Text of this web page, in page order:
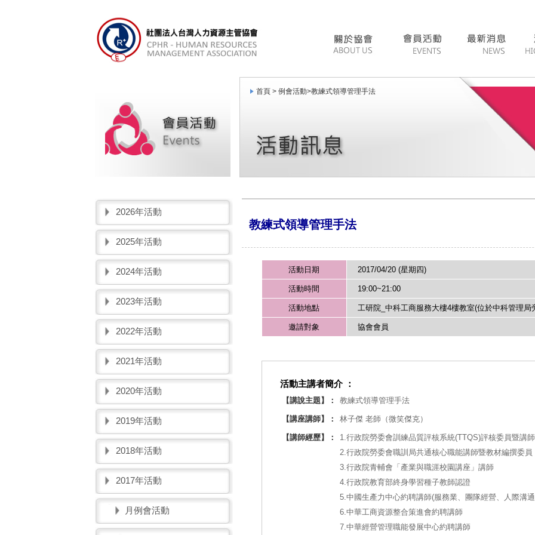
首頁 > 例會活動>教練式領導管理手法
2026年活動
2025年活動
2024年活動
2023年活動
2022年活動
2021年活動
2020年活動
2019年活動
2018年活動
2017年活動
月例會活動
教練式領導管理手法
活動日期 2017/04/20 (星期四)
活動時間 19:00~21:00
活動地點 工研院_中科工商服務大樓4樓教室(位於中科管理局
邀請對象 協會會員
活動主講者簡介 ：
【講說主題】： 教練式領導管理手法
【講座講師】： 林子傑 老師（微笑傑克）
【講師經歷】：
1.行政院勞委會訓練品質評核系統(TTQS)評核委員暨講師
2.行政院勞委會職訓局共通核心職能講師暨教材編撰委員
3.行政院青輔會「產業與職涯校園講座」講師
4.行政院教育部終身學習種子教師認證
5.中國生產力中心約聘講師(服務業、團隊經營、人際溝
6.中華工商資源整合策進會約聘講師
7.中華經營管理職能發展中心約聘講師